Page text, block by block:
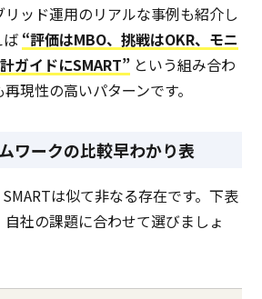
ッド運用のリアルな事例も紹介し
ば “評価はMBO、挑戦はOKR、モニ
ガイドにSMART” という組み合わ
現性の高いパターンです。
ワークの比較早わかり表
は似て非なる存在です。下表
社の課題に合わせて選びましょ